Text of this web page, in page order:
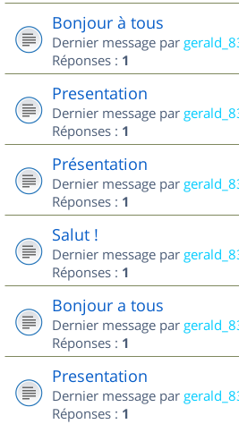
Bonjour à tous
Dernier message par
Réponses : 1
Presentation
Dernier message par
Réponses : 1
Présentation
Dernier message par
Réponses : 1
Salut !
Dernier message par
Réponses : 1
Bonjour a tous
Dernier message par
Réponses : 1
Presentation
Dernier message par
Réponses : 1